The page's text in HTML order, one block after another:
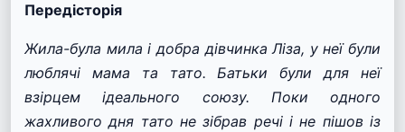
Передісторія
Жила-була мила і добра дівчинка Ліза, у неї були
люблячі мама та тато. Батьки були для неї
взірцем ідеального союзу. Поки одного
жахливого дня тато не зібрав речі і не пішов із